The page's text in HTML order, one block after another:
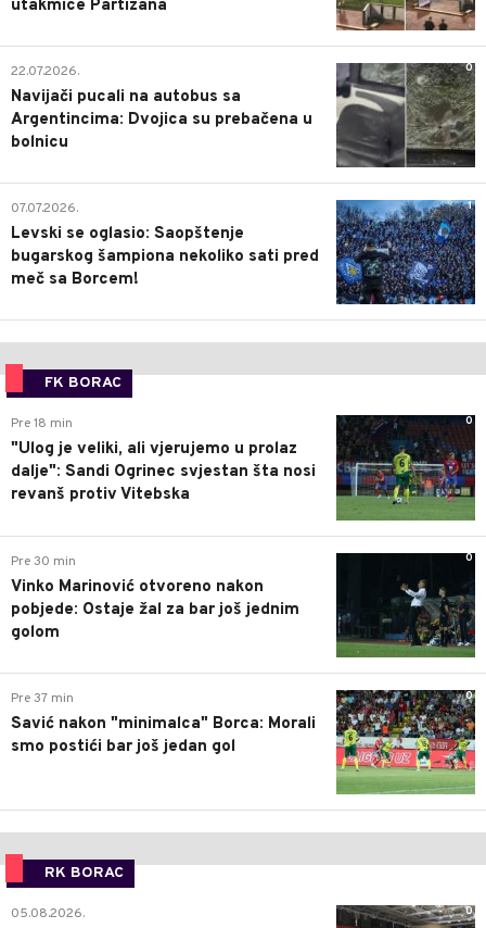
utakmice Partizana
0
22.07.2026.
Navijači pucali na autobus sa
Argentincima: Dvojica su prebačena u
bolnicu
1
07.07.2026.
Levski se oglasio: Saopštenje
bugarskog šampiona nekoliko sati pred
meč sa Borcem!
FK BORAC
0
Pre 18 min
"Ulog je veliki, ali vjerujemo u prolaz
dalje": Sandi Ogrinec svjestan šta nosi
revanš protiv Vitebska
0
Pre 30 min
Vinko Marinović otvoreno nakon
pobjede: Ostaje žal za bar još jednim
golom
0
Pre 37 min
Savić nakon "minimalca" Borca: Morali
smo postići bar još jedan gol
RK BORAC
0
05.08.2026.